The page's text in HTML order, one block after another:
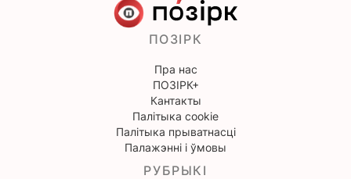
ПОЗІРК
Пра нас
ПОЗІРК+
Кантакты
Палітыка cookie
Палітыка прыватнасці
Палажэнні і ўмовы
РУБРЫКІ